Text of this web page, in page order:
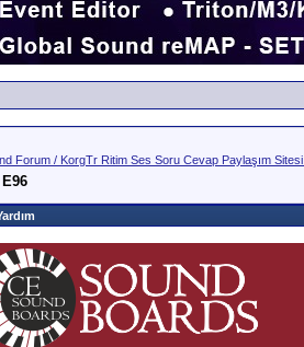
Forum / KorgTr Ritim Ses Soru Cevap Paylaşım Sitesi.